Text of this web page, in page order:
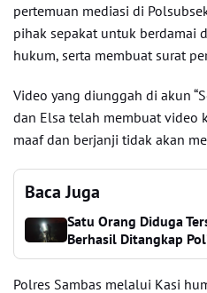
pertemuan mediasi di
pihak sepakat untuk berdamai
hukum, serta membuat surat
Video yang diunggah di akun
dan Elsa telah membuat video
maaf dan berjanji tidak akan
Baca Juga
Satu Orang Diduga
Berhasil Ditangkap
Polres Sambas melalui Kasi